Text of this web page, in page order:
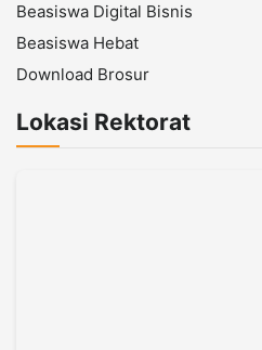
Beasiswa Digital Bisnis
Beasiswa Hebat
Download Brosur
Lokasi Rektorat